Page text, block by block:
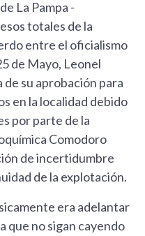
La Pampa -
totales de la
entre el oficialismo
de Mayo, Leonel
su aprobación para
en la localidad debido
por parte de la
Comodoro
de incertidumbre
de la explotación.
era adelantar
que no sigan cayendo